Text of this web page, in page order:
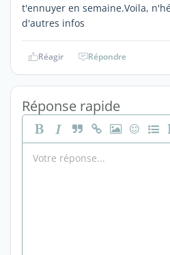
t'ennuyer en semaine.Voila,
d'autres infos
Réagir Répondre
Réponse rapide